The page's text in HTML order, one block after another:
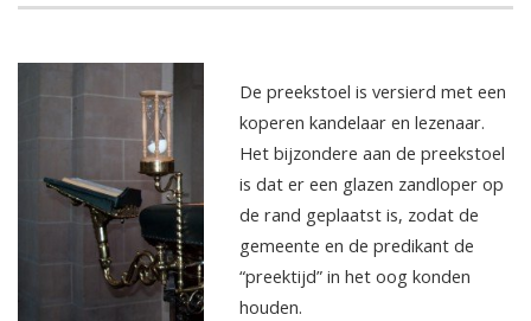
De preekstoel is versierd met een
koperen kandelaar en lezenaar.
Het bijzondere aan de preekstoel
is dat er een glazen zandloper op
de rand geplaatst is, zodat de
gemeente en de predikant de
“preektijd” in het oog konden
houden.